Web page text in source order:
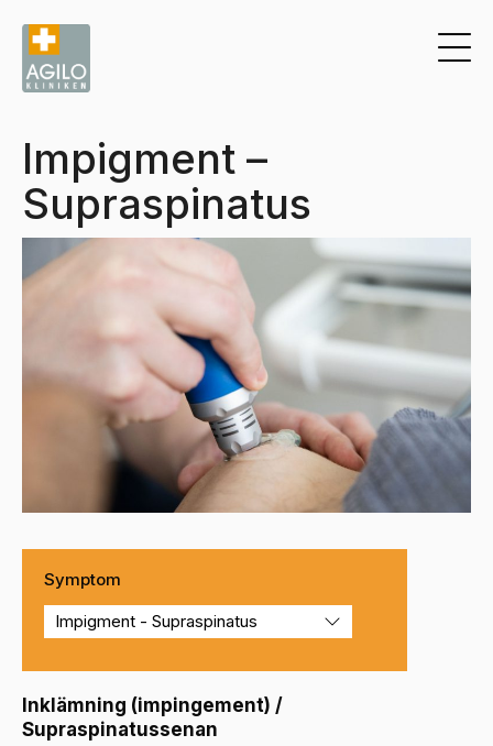
Impigment –
Supraspinatus
Symptom
Inklämning (impingement) /
Supraspinatussenan